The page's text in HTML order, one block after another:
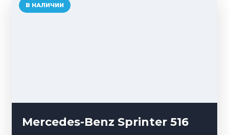
В НАЛИЧИИ
Mercedes-Benz Sprinter 516